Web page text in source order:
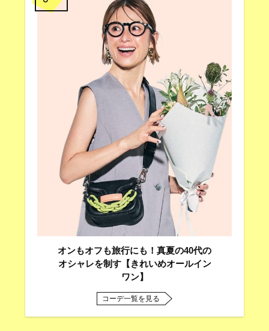
オンもオフも旅行にも！真夏の40代の
オシャレを制す【きれいめオールイン
ワン】
コーデ一覧を見る